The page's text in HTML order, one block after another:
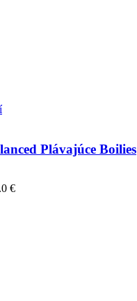
Plávajúce Boilies
€